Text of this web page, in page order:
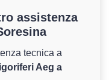
assistenza
tecnica a
Aeg a